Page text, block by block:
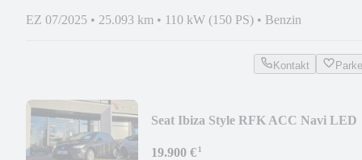
EZ 07/2025 • 25.093 km • 110 kW (150 PS) • Benzin
Kontakt
Seat Ibiza Style RFK ACC Navi LED
19.900 €¹